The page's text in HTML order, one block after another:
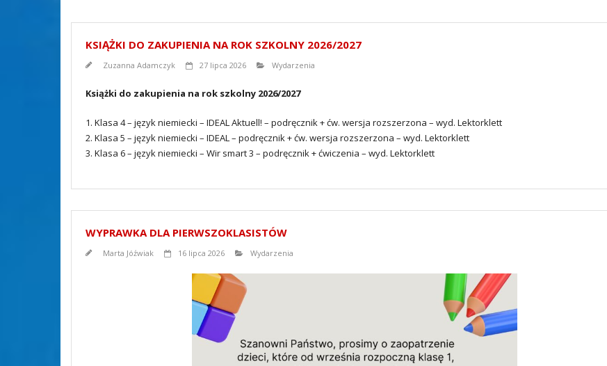
KSIĄŻKI DO ZAKUPIENIA NA ROK SZKOLNY 2026/2027
Zuzanna Adamczyk 27 lipca 2026 Wydarzenia
Książki do zakupienia na rok szkolny 2026/2027
1. Klasa 4 – język niemiecki – IDEAL Aktuell! – podręcznik + ćw. wersja rozszerzona – wyd. Lektorklett
2. Klasa 5 – język niemiecki – IDEAL – podręcznik + ćw. wersja rozszerzona – wyd. Lektorklett
3. Klasa 6 – język niemiecki – Wir smart 3 – podręcznik + ćwiczenia – wyd. Lektorklett
WYPRAWKA DLA PIERWSZOKLASISTÓW
Marta Jóźwiak 16 lipca 2026 Wydarzenia